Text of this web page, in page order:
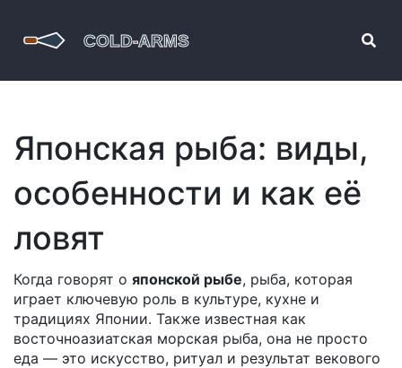
Японская рыба: виды,
особенности и как её
ловят
Когда говорят о японской рыбе, рыба, которая
играет ключевую роль в культуре, кухне и
традициях Японии. Также известная как
восточноазиатская морская рыба, она не просто
еда — это искусство, ритуал и результат векового